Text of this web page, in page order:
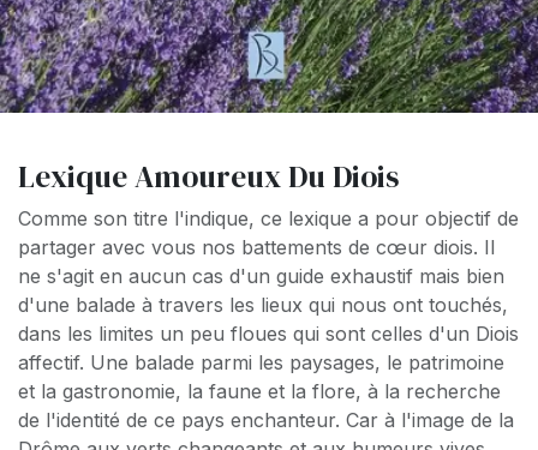
Lexique Amoureux Du Diois
Comme son titre l'indique, ce lexique a pour objectif de
partager avec vous nos battements de cœur diois. Il
ne s'agit en aucun cas d'un guide exhaustif mais bien
d'une balade à travers les lieux qui nous ont touchés,
dans les limites un peu floues qui sont celles d'un Diois
affectif. Une balade parmi les paysages, le patrimoine
et la gastronomie, la faune et la flore, à la recherche
de l'identité de ce pays enchanteur. Car à l'image de la